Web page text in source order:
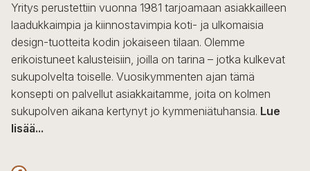
Yritys perustettiin vuonna 1981 tarjoamaan asiakkailleen
laadukkaimpia ja kiinnostavimpia koti- ja ulkomaisia
design-tuotteita kodin jokaiseen tilaan. Olemme
erikoistuneet kalusteisiin, joilla on tarina – jotka kulkevat
sukupolvelta toiselle. Vuosikymmenten ajan tämä
konsepti on palvellut asiakkaitamme, joita on kolmen
sukupolven aikana kertynyt jo kymmeniätuhansia. Lue
lisää...